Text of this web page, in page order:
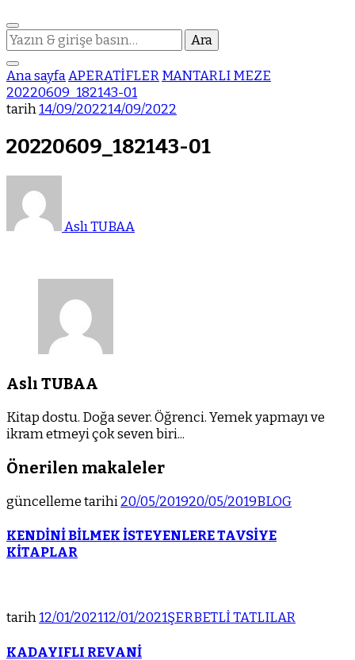
Bir
şey
mi
arıyorsunuz?
Ana sayfaAPERATİFLERMANTARLI MEZE
20220609_182143-01
tarih14/09/202214/09/2022
20220609_182143-01
Aslı TUBAA
Aslı TUBAA
Kitap dostu. Doğa sever. Öğrenci. Yemek yapmayı ve
ikram etmeyi çok seven biri...
Önerilen makaleler
güncelleme tarihi20/05/201920/05/2019BLOG
KENDİNİ BİLMEK İSTEYENLERE TAVSİYE
KİTAPLAR
tarih12/01/202112/01/2021ŞERBETLİ TATLILAR
KADAYIFLI REVANİ